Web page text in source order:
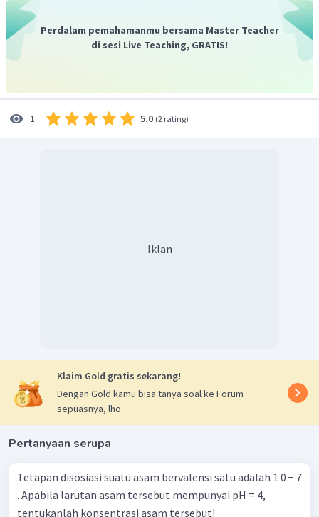
Jadi, pH asam sianida yang dihasilkan adalah 4 - log 8.
Perdalam pemahamanmu bersama Master Teacher
di sesi Live Teaching, GRATIS!
1 5.0 (2 rating)
Iklan
Klaim Gold gratis sekarang!
Dengan Gold kamu bisa tanya soal ke Forum
sepuasnya, lho.
Pertanyaan serupa
Tetapan disosiasi suatu asam bervalensi satu adalah 1 0 − 7
. Apabila larutan asam tersebut mempunyai pH = 4,
tentukanlah konsentrasi asam tersebut!